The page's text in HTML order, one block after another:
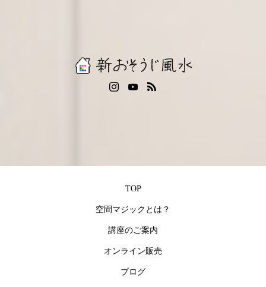
TOP
空間マジックとは？
講座のご案内
オンライン販売
ブログ